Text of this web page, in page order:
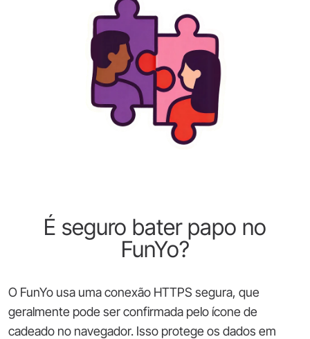
É seguro bater papo no
FunYo?
O FunYo usa uma conexão HTTPS segura, que
geralmente pode ser confirmada pelo ícone de
cadeado no navegador. Isso protege os dados em